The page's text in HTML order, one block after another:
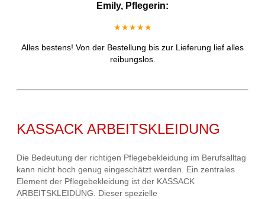
Emily, Pflegerin:
★★★★★
Alles bestens! Von der Bestellung bis zur Lieferung lief alles
reibungslos.
KASSACK ARBEITSKLEIDUNG
Die Bedeutung der richtigen Pflegebekleidung im Berufsalltag
kann nicht hoch genug eingeschätzt werden. Ein zentrales
Element der Pflegebekleidung ist der KASSACK
ARBEITSKLEIDUNG. Dieser spezielle